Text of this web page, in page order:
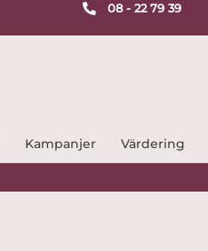
08 - 22 79 39
Kampanjer Värdering